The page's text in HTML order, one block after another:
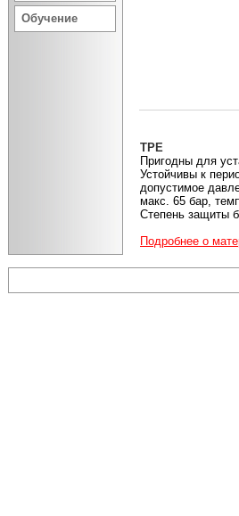
Обучение
TPE
Пригодны для
Устойчивы к
допустимое
макс. 65 бар,
Степень защиты
Подробнее о